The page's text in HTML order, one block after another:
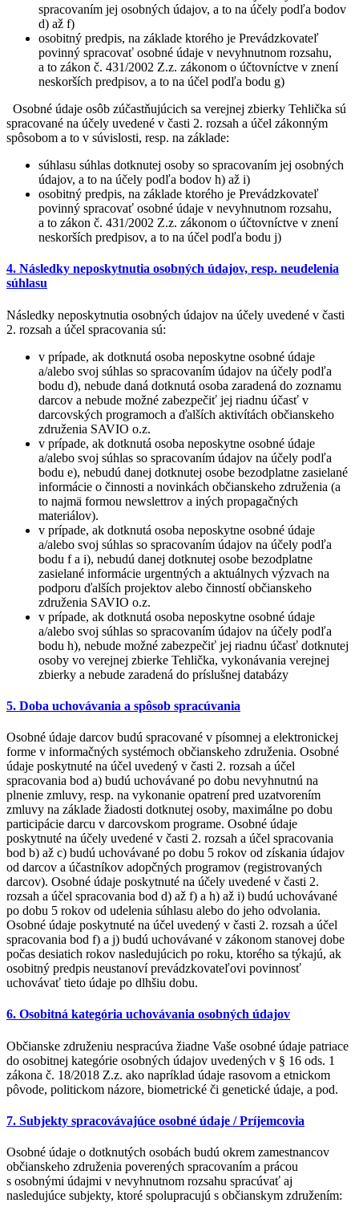
spracovaním jej osobných údajov, a to na účely podľa bodov
d) až f)
osobitný predpis, na základe ktorého je Prevádzkovateľ
povinný spracovať osobné údaje v nevyhnutnom rozsahu,
a to zákon č. 431/2002 Z.z. zákonom o účtovníctve v znení
neskorších predpisov, a to na účel podľa bodu g)
Osobné údaje osôb zúčastňujúcich sa verejnej zbierky Tehlička sú
spracované na účely uvedené v časti 2. rozsah a účel zákonným
spôsobom a to v súvislosti, resp. na základe:
súhlasu súhlas dotknutej osoby so spracovaním jej osobných
údajov, a to na účely podľa bodov h) až i)
osobitný predpis, na základe ktorého je Prevádzkovateľ
povinný spracovať osobné údaje v nevyhnutnom rozsahu,
a to zákon č. 431/2002 Z.z. zákonom o účtovníctve v znení
neskorších predpisov, a to na účel podľa bodu j)
4. Následky neposkytnutia osobných údajov, resp. neudelenia
súhlasu
Následky neposkytnutia osobných údajov na účely uvedené v časti
2. rozsah a účel spracovania sú:
v prípade, ak dotknutá osoba neposkytne osobné údaje
a/alebo svoj súhlas so spracovaním údajov na účely podľa
bodu d), nebude daná dotknutá osoba zaradená do zoznamu
darcov a nebude možné zabezpečiť jej riadnu účasť v
darcovských programoch a ďalších aktivítách občianskeho
združenia SAVIO o.z.
v prípade, ak dotknutá osoba neposkytne osobné údaje
a/alebo svoj súhlas so spracovaním údajov na účely podľa
bodu e), nebudú danej dotknutej osobe bezodplatne zasielané
informácie o činnosti a novinkách občianskeho združenia (a
to najmä formou newslettrov a iných propagačných
materiálov).
v prípade, ak dotknutá osoba neposkytne osobné údaje
a/alebo svoj súhlas so spracovaním údajov na účely podľa
bodu f a i), nebudú danej dotknutej osobe bezodplatne
zasielané informácie urgentných a aktuálnych výzvach na
podporu ďalších projektov alebo činností občianskeho
združenia SAVIO o.z.
v prípade, ak dotknutá osoba neposkytne osobné údaje
a/alebo svoj súhlas so spracovaním údajov na účely podľa
bodu h), nebude možné zabezpečiť jej riadnu účasť dotknutej
osoby vo verejnej zbierke Tehlička, vykonávania verejnej
zbierky a nebude zaradená do príslušnej databázy
5. Doba uchovávania a spôsob spracúvania
Osobné údaje darcov budú spracované v písomnej a elektronickej
forme v informačných systémoch občianskeho združenia. Osobné
údaje poskytnuté na účel uvedený v časti 2. rozsah a účel
spracovania bod a) budú uchovávané po dobu nevyhnutnú na
plnenie zmluvy, resp. na vykonanie opatrení pred uzatvorením
zmluvy na základe žiadosti dotknutej osoby, maximálne po dobu
participácie darcu v darcovskom programe. Osobné údaje
poskytnuté na účely uvedené v časti 2. rozsah a účel spracovania
bod b) až c) budú uchovávané po dobu 5 rokov od získania údajov
od darcov a účastníkov adopčných programov (registrovaných
darcov). Osobné údaje poskytnuté na účely uvedené v časti 2.
rozsah a účel spracovania bod d) až f) a h) až i) budú uchovávané
po dobu 5 rokov od udelenia súhlasu alebo do jeho odvolania.
Osobné údaje poskytnuté na účel uvedený v časti 2. rozsah a účel
spracovania bod f) a j) budú uchovávané v zákonom stanovej dobe
počas desiatich rokov nasledujúcich po roku, ktorého sa týkajú, ak
osobitný predpis neustanoví prevádzkovateľovi povinnosť
uchovávať tieto údaje po dlhšiu dobu.
6. Osobitná kategória uchovávania osobných údajov
Občianske združeniu nespracúva žiadne Vaše osobné údaje patriace
do osobitnej kategórie osobných údajov uvedených v § 16 ods. 1
zákona č. 18/2018 Z.z. ako napríklad údaje rasovom a etnickom
pôvode, politickom názore, biometrické či genetické údaje, a pod.
7. Subjekty spracovávajúce osobné údaje / Príjemcovia
Osobné údaje o dotknutých osobách budú okrem zamestnancov
občianskeho združenia poverených spracovaním a prácou
s osobnými údajmi v nevyhnutnom rozsahu spracúvať aj
nasledujúce subjekty, ktoré spolupracujú s občianskym združením: